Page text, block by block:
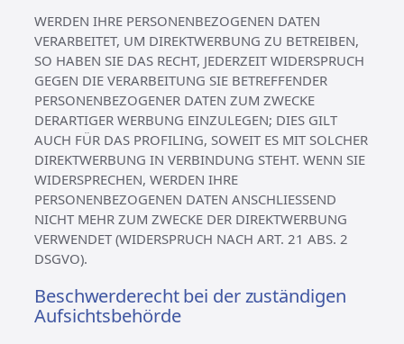
WERDEN IHRE PERSONENBEZOGENEN DATEN
VERARBEITET, UM DIREKTWERBUNG ZU BETREIBEN,
SO HABEN SIE DAS RECHT, JEDERZEIT WIDERSPRUCH
GEGEN DIE VERARBEITUNG SIE BETREFFENDER
PERSONENBEZOGENER DATEN ZUM ZWECKE
DERARTIGER WERBUNG EINZULEGEN; DIES GILT
AUCH FÜR DAS PROFILING, SOWEIT ES MIT SOLCHER
DIREKTWERBUNG IN VERBINDUNG STEHT. WENN SIE
WIDERSPRECHEN, WERDEN IHRE
PERSONENBEZOGENEN DATEN ANSCHLIESSEND
NICHT MEHR ZUM ZWECKE DER DIREKTWERBUNG
VERWENDET (WIDERSPRUCH NACH ART. 21 ABS. 2
DSGVO).
Beschwerde­recht bei der zuständigen
Aufsichts­behörde